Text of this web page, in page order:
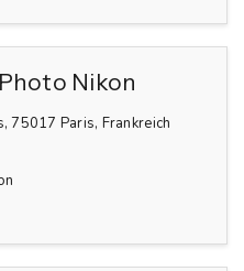
Nikon
75017 Paris, Frankreich